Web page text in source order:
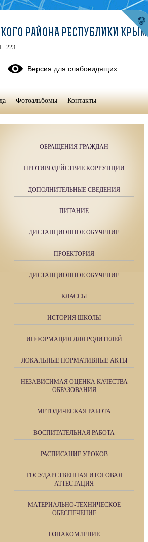
ОБРАЩЕНИЯ ГРАЖДАН
ПРОТИВОДЕЙСТВИЕ КОРРУПЦИИ
ДОПОЛНИТЕЛЬНЫЕ СВЕДЕНИЯ
ПИТАНИЕ
ДИСТАНЦИОННОЕ ОБУЧЕНИЕ
ПРОЕКТОРИЯ
ДИСТАНЦИОННОЕ ОБУЧЕНИЕ
КЛАССЫ
ИСТОРИЯ ШКОЛЫ
ИНФОРМАЦИЯ ДЛЯ РОДИТЕЛЕЙ
ЛОКАЛЬНЫЕ НОРМАТИВНЫЕ АКТЫ
НЕЗАВИСИМАЯ ОЦЕНКА КАЧЕСТВА
ОБРАЗОВАНИЯ
МЕТОДИЧЕСКАЯ РАБОТА
ВОСПИТАТЕЛЬНАЯ РАБОТА
РАСПИСАНИЕ УРОКОВ
ГОСУДАРСТВЕННАЯ ИТОГОВАЯ
АТТЕСТАЦИЯ
МАТЕРИАЛЬНО-ТЕХНИЧЕСКОЕ
ОБЕСПЕЧЕНИЕ
ОЗНАКОМЛЕНИЕ
РАЙОНА РЕСПУБЛИКИ КРЫМ
- 223
Версия для слабовидящих
Фотоальбомы Контакты